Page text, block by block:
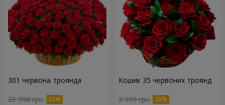
301 червона троянда
25 998 грн
Кошик 35 червоних троянд
3 999 грн